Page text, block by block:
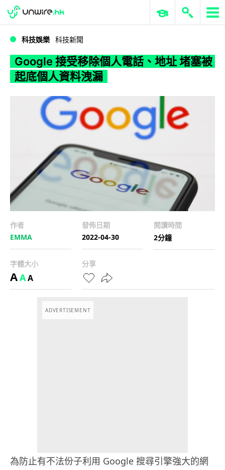
WWDC 2026 ERP 與商業 AI
科技娛樂 科技新聞
Google 接受移除個人電話、地址 堵塞被
起底個人資料洩漏
作者
EMMA
發佈日期
2022-04-30
閱讀時間
2分鐘
字體大小
AAA
分享
ADVERTISEMENT
為防止有不法份子利用 Google 搜尋引擎強大的網